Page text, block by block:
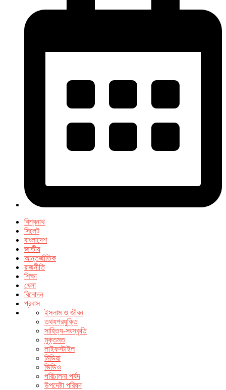
বিশ্বনাথ
সিলেট
বাংলাদেশ
জাতীয়
আন্তর্জাতিক
রাজনীতি
শিক্ষা
খেলা
বিনোদন
প্রবাস
ইসলাম ও জীবন
তথ্যপ্রযুক্তি
সাহিত্য-সংস্কৃতি
মুক্তমত
লাইফস্টাইল
মিডিয়া
ভিডিও
পরিচালনা পর্ষদ
উপদেষ্টা পরিষদ